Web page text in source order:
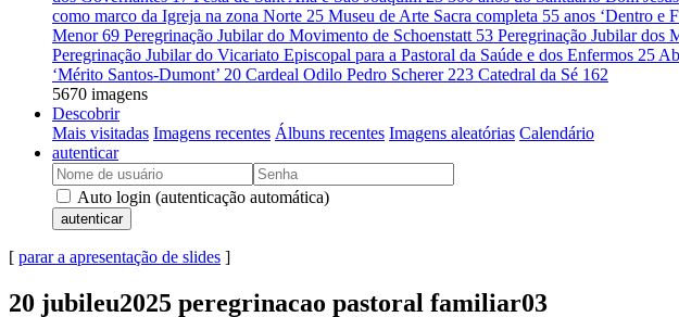
como marco da Igreja na zona Norte 25 Museu de Arte Sacra completa 55 anos ‘Dentro e
Menor69 Peregrinação Jubilar do Movimento de Schoenstatt 53 Peregrinação Jubilar dos
Peregrinação Jubilar do Vicariato Episcopal para a Pastoral da Saúde e dos Enfermos 25
‘Mérito Santos-Dumont’ 20 Cardeal Odilo Pedro Scherer 223 Catedral da Sé 162
5670 imagens
Descobrir
Mais visitadas Imagens recentes Álbuns recentes Imagens aleatórias Calendário
autenticar
Auto login (autenticação automática)
autenticar
[ parar a apresentação de slides ]
20 jubileu2025 peregrinacao pastoral familiar03